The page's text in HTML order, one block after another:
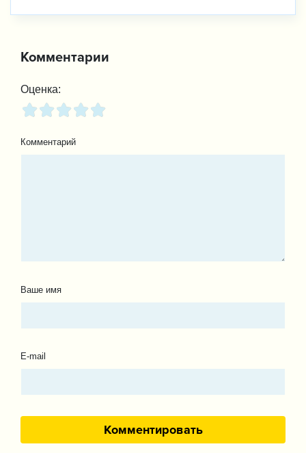
Комментарии
Оценка:
Комментарий
Ваше имя
E-mail